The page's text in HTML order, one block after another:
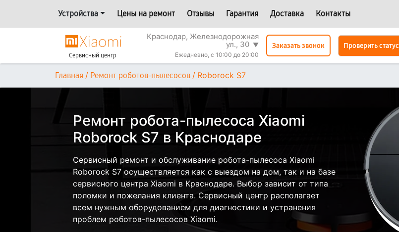
Устройства Цены на ремонт Отзывы Гарантия Доставка Контакты
Сервисный центр
Краснодар, Железнодорожная
ул., 30 ▼
Ежедневно, с 10:00 до 20:00
Заказать звонок Проверить
Главная / Ремонт роботов-пылесосов / Roborock S7
Ремонт робота-пылесоса Xiaomi
Roborock S7 в Краснодаре
Сервисный ремонт и обслуживание робота-пылесоса Xiaomi
Roborock S7 осуществляется как с выездом на дом, так и на базе
сервисного центра Xiaomi в Краснодаре. Выбор зависит от типа
поломки и пожелания клиента. Сервисный центр располагает
всем нужным оборудованием для диагностики и устранения
проблем роботов-пылесосов Xiaomi.